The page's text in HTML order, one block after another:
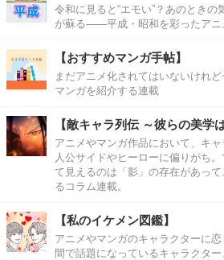
令和に見ると“エモい”？あのとき
が蘇る――平成・昭和を彩ったアニ
【おすすめマンガ手帖】
まだアニメ化されてはいないけれ
マンガを紹介する連載
【敵キャラ列伝 ～彼らの美学
アニメやマンガ作品において、キ
人公サイドやヒーローに偏りがち
て見えるのは「影」の存在があっ
るコラム連載。
【私のイケメン図鑑】
アニメやマンガのキャラクターに
間で話題になっているキャラクタ